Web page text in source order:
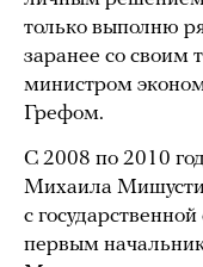
только выполню
заранее со своим
министром
Грефом.
С 2008 по 2010
Михаила
с
первым